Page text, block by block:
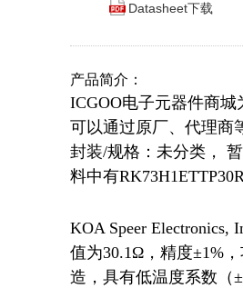
Datasheet下载
产品简介：
ICGOO电子元器件商城
可以通过原厂、代理商
封装/规格：未分类，
料中有
KOA Speer Electronics,
值为30.1Ω，精度±1%
造，具有低温度系数（